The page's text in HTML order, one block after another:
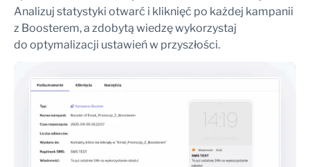
Analizuj statystyki otwarć i kliknięć po każdej kampanii
z Boosterem, a zdobytą wiedzę wykorzystaj
do optymalizacji ustawień w przyszłości.